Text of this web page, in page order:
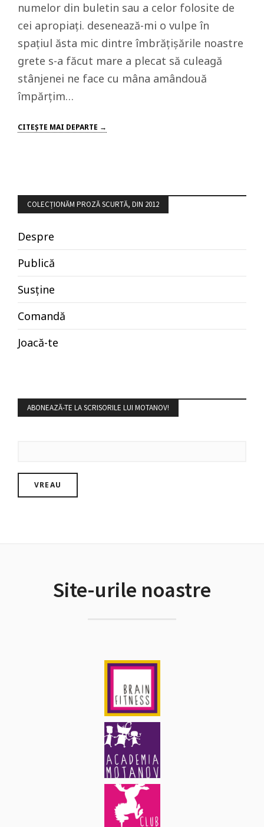
numelor din buletin sau a celor folosite de
cei apropiați. desenează-mi o vulpe în
spațiul ăsta mic dintre îmbrățișările noastre
grete s-a făcut mare a plecat să culeagă
stânjenei ne face cu mâna amândouă
împărțim…
CITEŞTE MAI DEPARTE →
COLECȚIONĂM PROZĂ SCURTĂ, DIN 2012
Despre
Publică
Susține
Comandă
Joacă-te
ABONEAZĂ-TE LA SCRISORILE LUI MOTANOV!
Site-urile noastre